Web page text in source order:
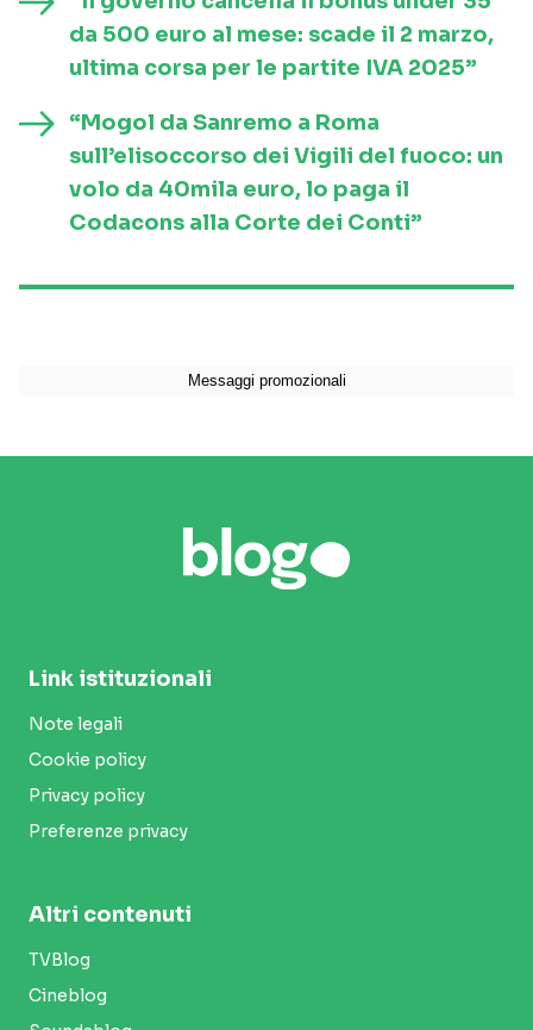
da 500 euro al mese: scade il 2 marzo,
ultima corsa per le partite IVA 2025”
“Mogol da Sanremo a Roma
sull’elisoccorso dei Vigili del fuoco: un
volo da 40mila euro, lo paga il
Codacons alla Corte dei Conti”
Link istituzionali
Note legali
Cookie policy
Privacy policy
Preferenze privacy
Altri contenuti
TVBlog
Cineblog